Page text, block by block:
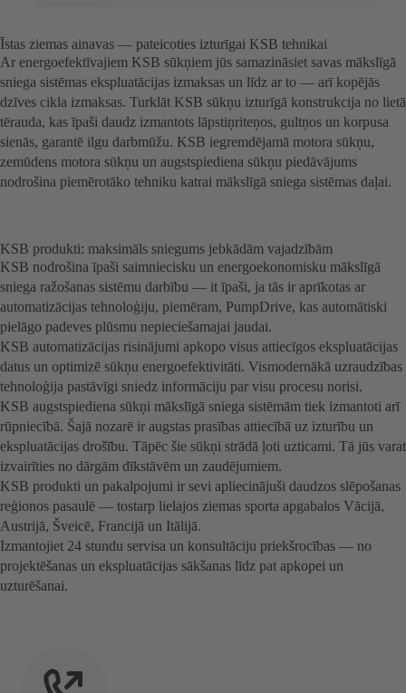
Īstas ziemas ainavas — pateicoties izturīgai KSB tehnikai
Ar energoefektīvajiem KSB sūkņiem jūs samazināsiet savas mākslīgā
sniega sistēmas ekspluatācijas izmaksas un līdz ar to — arī kopējās
dzīves cikla izmaksas. Turklāt KSB sūkņu izturīgā konstrukcija no lietā
tērauda, kas īpaši daudz izmantots lāpstiņriteņos, gultņos un korpusa
sienās, garantē ilgu darbmūžu. KSB iegremdējamā motora sūkņu,
zemūdens motora sūkņu un augstspiediena sūkņu piedāvājums
nodrošina piemērotāko tehniku katrai mākslīgā sniega sistēmas daļai.
KSB produkti: maksimāls sniegums jebkādām vajadzībām
KSB nodrošina īpaši saimniecisku un energoekonomisku mākslīgā
sniega ražošanas sistēmu darbību — it īpaši, ja tās ir aprīkotas ar
automatizācijas tehnoloģiju, piemēram, PumpDrive, kas automātiski
pielāgo padeves plūsmu nepieciešamajai jaudai.
KSB automatizācijas risinājumi apkopo visus attiecīgos ekspluatācijas
datus un optimizē sūkņu energoefektivitāti. Vismodernākā uzraudzības
tehnoloģija pastāvīgi sniedz informāciju par visu procesu norisi.
KSB augstspiediena sūkņi mākslīgā sniega sistēmām tiek izmantoti arī
rūpniecībā. Šajā nozarē ir augstas prasības attiecībā uz izturību un
ekspluatācijas drošību. Tāpēc šie sūkņi strādā ļoti uzticami. Tā jūs varat
izvairīties no dārgām dīkstāvēm un zaudējumiem.
KSB produkti un pakalpojumi ir sevi apliecinājuši daudzos slēpošanas
reģionos pasaulē — tostarp lielajos ziemas sporta apgabalos Vācijā,
Austrijā, Šveicē, Francijā un Itālijā.
Izmantojiet 24 stundu servisa un konsultāciju priekšrocības — no
projektēšanas un ekspluatācijas sākšanas līdz pat apkopei un
uzturēšanai.